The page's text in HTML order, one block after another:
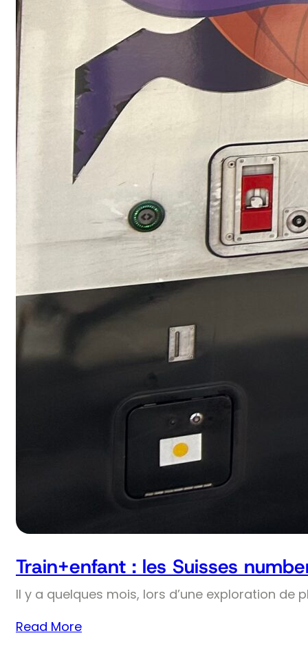
Train+enfant : les Suisses
Il y a quelques mois, lors d’une exploration de
Read More